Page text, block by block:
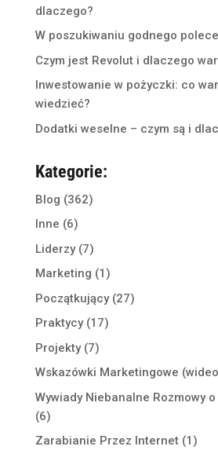
dlaczego?
W poszukiwaniu godnego
Czym jest Revolut i dlaczego
Inwestowanie w pożyczki: co
wiedzieć?
Dodatki weselne – czym są i
Kategorie:
Blog (362)
Inne (6)
Liderzy(7)
Marketing (1)
Początkujący(27)
Praktycy(17)
Projekty(7)
Wskazówki Marketingowe
Wywiady Niebanalne Rozmowy
(6)
Zarabianie Przez Internet(1)